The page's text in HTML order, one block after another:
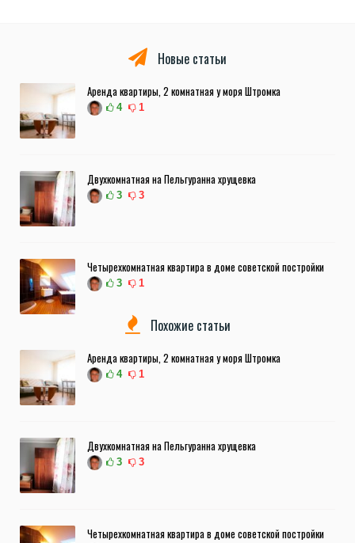
Новые статьи
Аренда квартиры, 2 комнатная у моря Штромка
4 1
Двухкомнатная на Пельгуранна хрущевка
3 3
Четырехкомнатная квартира в доме советской постройки
3 1
Похожие статьи
Аренда квартиры, 2 комнатная у моря Штромка
4 1
Двухкомнатная на Пельгуранна хрущевка
3 3
Четырехкомнатная квартира в доме советской постройки